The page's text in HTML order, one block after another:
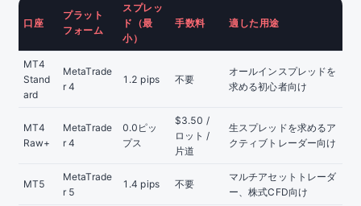
口座
プラット
フォーム
スプレッ
ド（最
小）
手数料 適した用途
MT4
Stand
ard
MetaTrade
r 4
1.2 pips 不要
オールインスプレッドを
求める初心者向け
MT4
Raw+
MetaTrade
r 4
0.0ピッ
プス
$3.50 /
ロット /
片道
生スプレッドを求めるア
クティブトレーダー向け
MT5
MetaTrade
r 5
1.4 pips 不要
マルチアセットトレーダ
ー、株式CFD向け